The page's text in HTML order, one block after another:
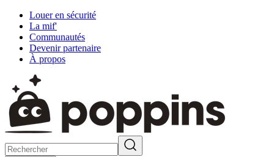
Louer en sécurité
La mif'
Communautés
Devenir partenaire
À propos